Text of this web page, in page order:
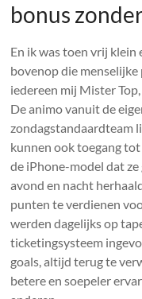
bonus
En ik was toen vrij
bovenop die
iedereen mij Mister
De animo vanuit de
zondagstandaardteam
kunnen ook toegang
de iPhone-model dat
avond en nacht
punten te verdienen
werden dagelijks op
ticketingsysteem
goals, altijd terug te
betere en soepeler